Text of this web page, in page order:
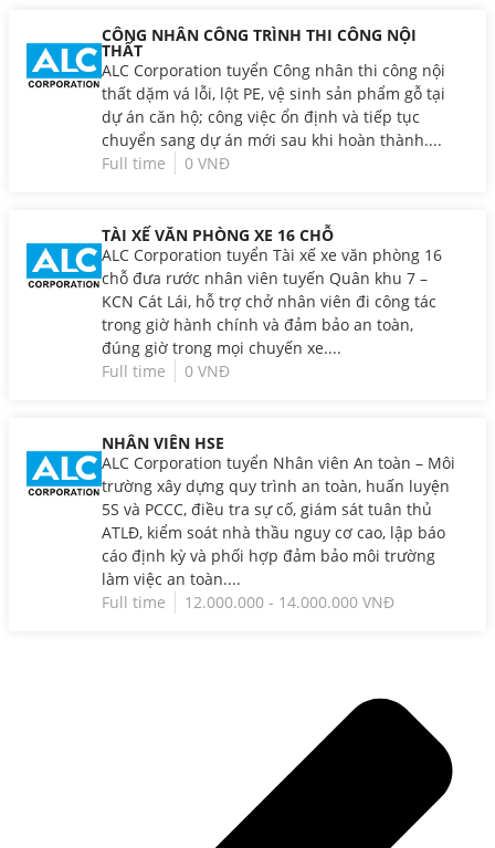
CÔNG NHÂN CÔNG TRÌNH THI CÔNG NỘI
THẤT
ALC Corporation tuyển Công nhân thi công nội
thất dặm vá lỗi, lột PE, vệ sinh sản phẩm gỗ tại
dự án căn hộ; công việc ổn định và tiếp tục
chuyển sang dự án mới sau khi hoàn thành....
Full time
0 VNĐ
TÀI XẾ VĂN PHÒNG XE 16 CHỖ
ALC Corporation tuyển Tài xế xe văn phòng 16
chỗ đưa rước nhân viên tuyến Quân khu 7 –
KCN Cát Lái, hỗ trợ chở nhân viên đi công tác
trong giờ hành chính và đảm bảo an toàn,
đúng giờ trong mọi chuyến xe....
Full time
0 VNĐ
NHÂN VIÊN HSE
ALC Corporation tuyển Nhân viên An toàn – Môi
trường xây dựng quy trình an toàn, huấn luyện
5S và PCCC, điều tra sự cố, giám sát tuân thủ
ATLĐ, kiểm soát nhà thầu nguy cơ cao, lập báo
cáo định kỳ và phối hợp đảm bảo môi trường
làm việc an toàn....
Full time
12.000.000 - 14.000.000 VNĐ